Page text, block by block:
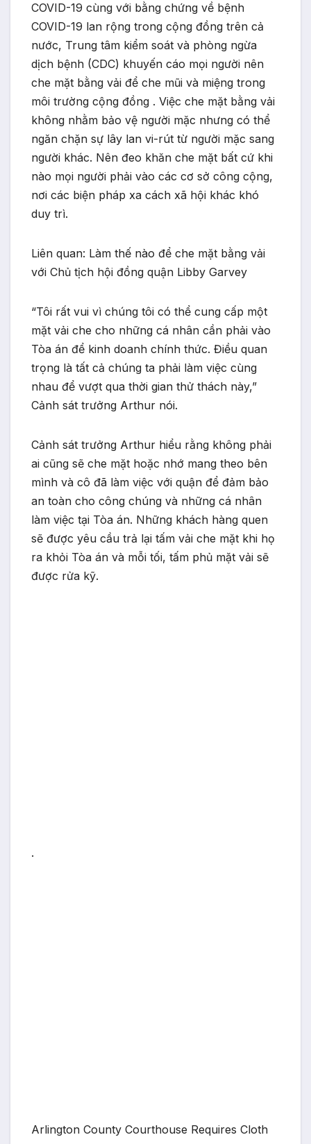
COVID-19 cùng với bằng chứng về bệnh
COVID-19 lan rộng trong cộng đồng trên cả
nước, Trung tâm kiểm soát và phòng ngừa
dịch bệnh (CDC) khuyến cáo mọi người nên
che mặt bằng vải để che mũi và miệng trong
môi trường cộng đồng . Việc che mặt bằng vải
không nhằm bảo vệ người mặc nhưng có thể
ngăn chặn sự lây lan vi-rút từ người mặc sang
người khác. Nên đeo khăn che mặt bất cứ khi
nào mọi người phải vào các cơ sở công cộng,
nơi các biện pháp xa cách xã hội khác khó
duy trì.
Liên quan: Làm thế nào để che mặt bằng vải
với Chủ tịch hội đồng quận Libby Garvey
“Tôi rất vui vì chúng tôi có thể cung cấp một
mặt vải che cho những cá nhân cần phải vào
Tòa án để kinh doanh chính thức. Điều quan
trọng là tất cả chúng ta phải làm việc cùng
nhau để vượt qua thời gian thử thách này,”
Cảnh sát trưởng Arthur nói.
Cảnh sát trưởng Arthur hiểu rằng không phải
ai cũng sẽ che mặt hoặc nhớ mang theo bên
mình và cô đã làm việc với quận để đảm bảo
an toàn cho công chúng và những cá nhân
làm việc tại Tòa án. Những khách hàng quen
sẽ được yêu cầu trả lại tấm vải che mặt khi họ
ra khỏi Tòa án và mỗi tối, tấm phủ mặt vải sẽ
được rửa kỹ.
.
Arlington County Courthouse Requires Cloth